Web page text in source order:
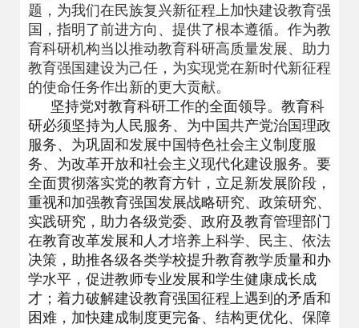
i
o
n
题，为我们在民族复兴新征程上加快建设教育强
国，指明了前进方向、提供了根本遵循。作为教
育科研机构当以推动教育科研高质量发展、助力
教育强国建设为己任，为实现党在新时代新征程
的使命任务作出新的更大贡献。
坚持党对教育科研工作的全面领导。教育科
研必须坚持为人民服务、为中国共产党治国理政
服务、为巩固和发展中国特色社会主义制度服
务、为改革开放和社会主义现代化建设服务。要
全面贯彻落实党的教育方针，立足新发展阶段，
重视和加强教育强国发展战略研究、政策研究、
实践研究，助力各级党委、政府及教育管理部门
在教育改革发展和人才培养上科学、民主、依法
决策，助推各级各类学校提升教育教学质量和办
学水平，促进教师专业发展和学生健康成长成
才；着力破解建设教育强国征程上遇到的矛盾和
困难，加快建成制度更完备、结构更优化、保障